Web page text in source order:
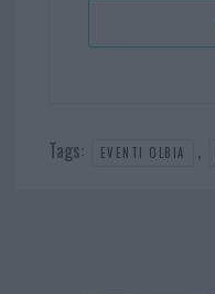
Tags: EVENTI OLBIA ,